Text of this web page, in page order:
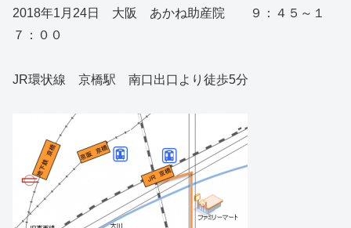
2018年1月24日 大阪 あかね助産院 ９：４５～１
７：００
JR環状線 京橋駅 南口出口より徒歩5分